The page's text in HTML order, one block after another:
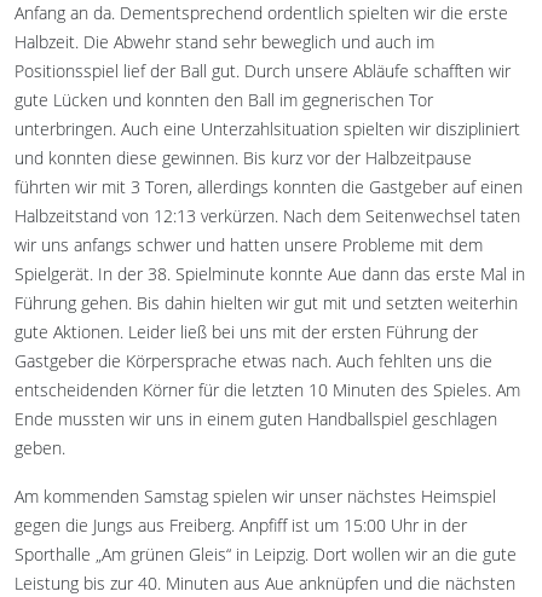
Anfang an da. Dementsprechend ordentlich spielten wir die erste
Halbzeit. Die Abwehr stand sehr beweglich und auch im
Positionsspiel lief der Ball gut. Durch unsere Abläufe schafften wir
gute Lücken und konnten den Ball im gegnerischen Tor
unterbringen. Auch eine Unterzahlsituation spielten wir diszipliniert
und konnten diese gewinnen. Bis kurz vor der Halbzeitpause
führten wir mit 3 Toren, allerdings konnten die Gastgeber auf einen
Halbzeitstand von 12:13 verkürzen. Nach dem Seitenwechsel taten
wir uns anfangs schwer und hatten unsere Probleme mit dem
Spielgerät. In der 38. Spielminute konnte Aue dann das erste Mal in
Führung gehen. Bis dahin hielten wir gut mit und setzten weiterhin
gute Aktionen. Leider ließ bei uns mit der ersten Führung der
Gastgeber die Körpersprache etwas nach. Auch fehlten uns die
entscheidenden Körner für die letzten 10 Minuten des Spieles. Am
Ende mussten wir uns in einem guten Handballspiel geschlagen
geben.
Am kommenden Samstag spielen wir unser nächstes Heimspiel
gegen die Jungs aus Freiberg. Anpfiff ist um 15:00 Uhr in der
Sporthalle „Am grünen Gleis“ in Leipzig. Dort wollen wir an die gute
Leistung bis zur 40. Minuten aus Aue anknüpfen und die nächsten